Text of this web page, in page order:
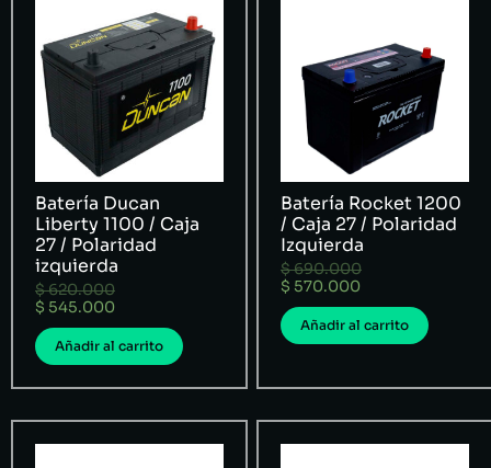
Batería Ducan
Liberty 1100 / Caja
27 / Polaridad
izquierda
$620.000
$ 545.000
Añadir al carrito
Batería Rocket 1200
/ Caja 27 / Polaridad
Izquierda
$690.000
$ 570.000
Añadir al carrito